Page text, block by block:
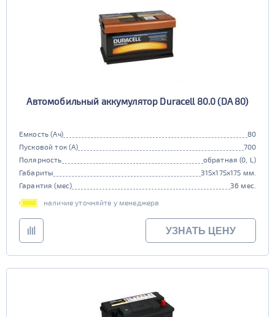
Автомобильный аккумулятор Duracell 80.0 (DA 80)
Емкость (Ач)
80
Пусковой ток (А)
700
Полярность
обратная (0, L)
Габариты
315x175x175 мм.
Гарантия (мес)
36 мес.
наличие уточняйте у менеджера
УЗНАТЬ ЦЕНУ